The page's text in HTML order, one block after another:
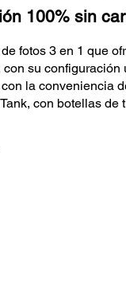
100% sin
fotos 3 en 1 que
su
la conveniencia
con botellas de